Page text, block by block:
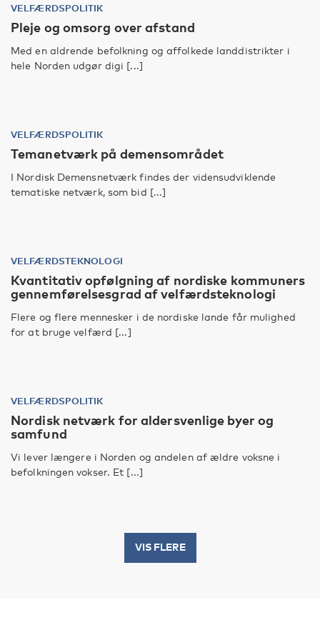
VELFÆRDSPOLITIK
Pleje og omsorg over afstand
Med en aldrende befolkning og affolkede landdistrikter i
hele Norden udgør digi [...]
VELFÆRDSPOLITIK
Temanetværk på demensområdet
I Nordisk Demensnetværk findes der vidensudviklende
tematiske netværk, som bid [...]
VELFÆRDSTEKNOLOGI
Kvantitativ opfølgning af nordiske kommuners
gennemførelsesgrad af velfærdsteknologi
Flere og flere mennesker i de nordiske lande får mulighed
for at bruge velfærd [...]
VELFÆRDSPOLITIK
Nordisk netværk for aldersvenlige byer og
samfund
Vi lever længere i Norden og andelen af ældre voksne i
befolkningen vokser. Et [...]
VIS FLERE